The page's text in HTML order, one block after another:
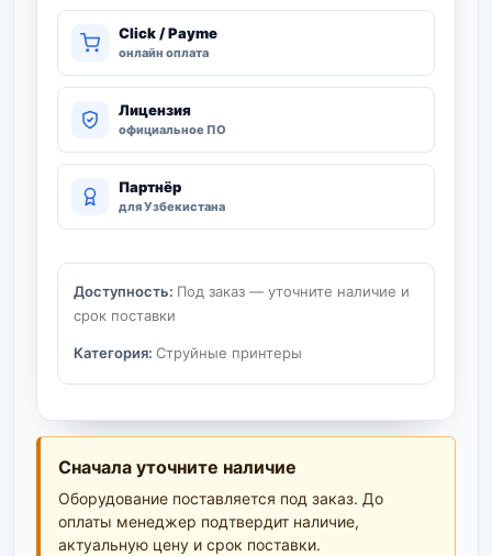
Click / Payme
онлайн оплата
Лицензия
официальное ПО
Партнёр
для Узбекистана
Доступность: Под заказ — уточните наличие и
срок поставки
Категория: Струйные принтеры
Сначала уточните наличие
Оборудование поставляется под заказ. До
оплаты менеджер подтвердит наличие,
актуальную цену и срок поставки.